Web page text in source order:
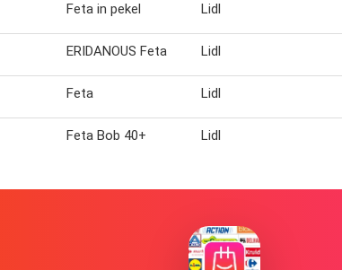
Feta in pekel Lidl
ERIDANOUS Feta Lidl
Feta Lidl
Feta Bob 40+ Lidl